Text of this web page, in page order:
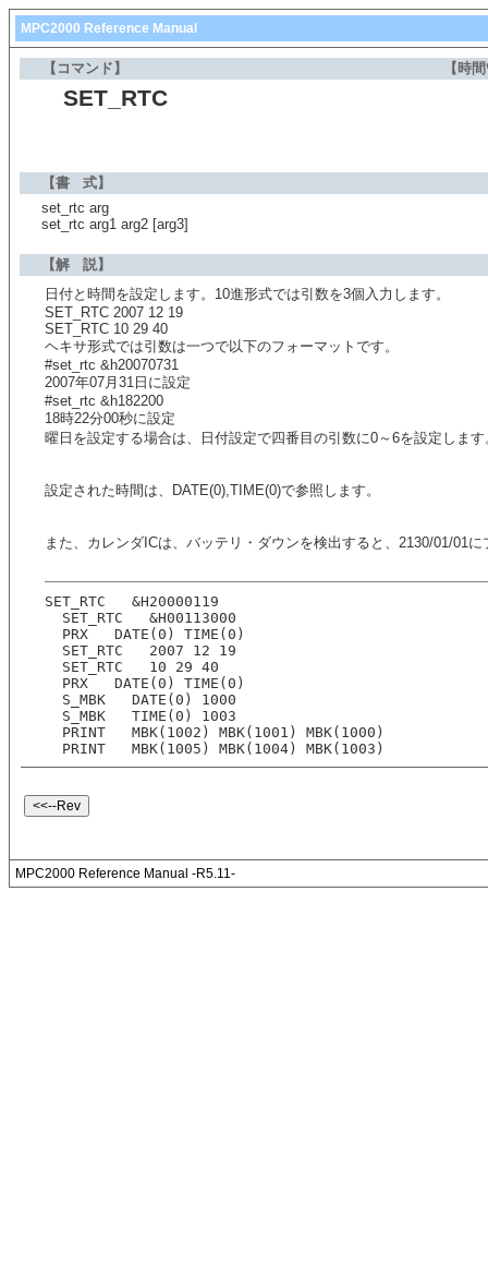
MPC2000 Reference Manual
【コマンド】 【時
SET_RTC
【書 式】
set_rtc arg
set_rtc arg1 arg2 [arg3]
【解 説】
日付と時間を設定します。10進形式では引数を3個入力します。
SET_RTC 2007 12 19
SET_RTC 10 29 40
ヘキサ形式では引数は一つで以下のフォーマットです。
#set_rtc &h20070731
2007年07月31日に設定
#set_rtc &h182200
18時22分00秒に設定
曜日を設定する場合は、日付設定で四番目の引数に0～6を設定しま
設定された時間は、DATE(0),TIME(0)で参照します。
また、カレンダICは、バッテリ・ダウンを検出すると、2130/01/01
SET_RTC   &H20000119
  SET_RTC   &H00113000
  PRX   DATE(0) TIME(0)
  SET_RTC   2007 12 19
  SET_RTC   10 29 40
  PRX   DATE(0) TIME(0)
  S_MBK   DATE(0) 1000
  S_MBK   TIME(0) 1003
  PRINT   MBK(1002) MBK(1001) MBK(1000)
  PRINT   MBK(1005) MBK(1004) MBK(1003)
MPC2000 Reference Manual -R5.11-